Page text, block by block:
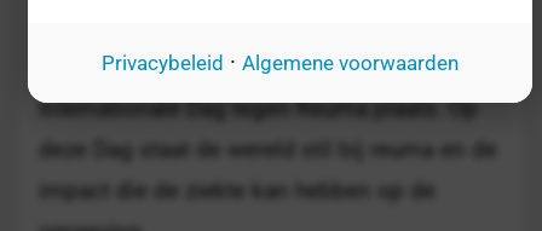
Ieder jaar op 12 oktober vindt de
Internationale Dag tegen Reuma plaats. Op
deze Dag staat de wereld stil bij reuma en de
impact die de ziekte kan hebben op de
Privacybeleid · Algemene voorwaarden